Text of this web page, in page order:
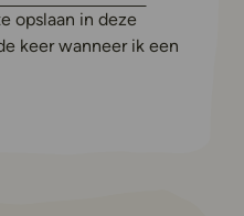
opslaan in deze
keer wanneer ik een